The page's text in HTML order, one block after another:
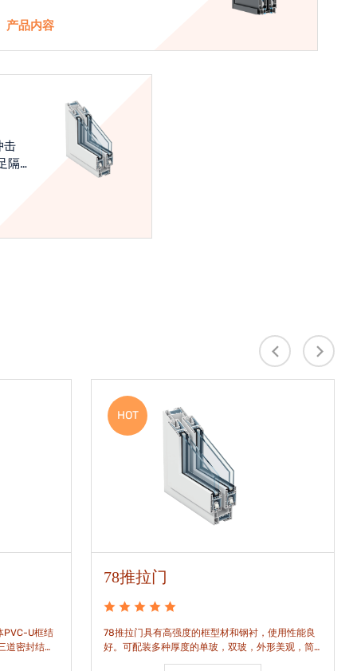
产品内容
击
隔
PVC-U框结
道密封结
HOT
78推拉门
78推拉门具有高强度的框型材和钢衬，使用性能良
好。可配装多种厚度的单玻，双玻，外形美观，简